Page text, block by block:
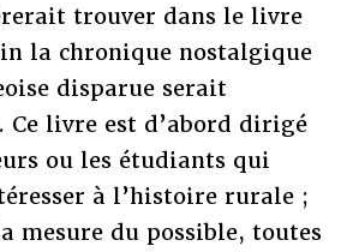
trouver dans le livre
la chronique nostalgique
disparue serait
Ce livre est d’abord dirigé
ou les étudiants qui
à l’histoire rurale ;
mesure du possible, toutes